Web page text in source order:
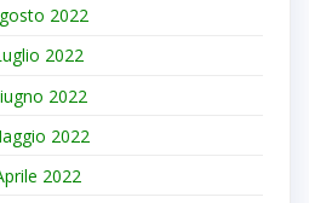
2022
2022
2022
2022
2022